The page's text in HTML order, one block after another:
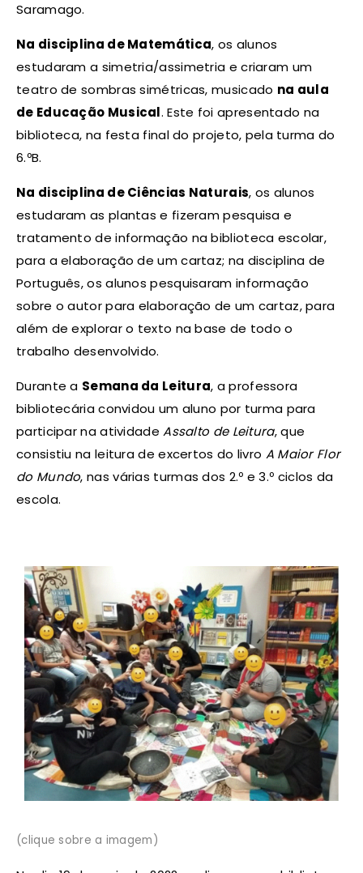
Saramago.
Na disciplina de Matemática, os alunos
estudaram a simetria/assimetria e criaram um
teatro de sombras simétricas, musicado na aula
de Educação Musical. Este foi apresentado na
biblioteca, na festa final do projeto, pela turma do
6.ºB.
Na disciplina de Ciências Naturais, os alunos
estudaram as plantas e fizeram pesquisa e
tratamento de informação na biblioteca escolar,
para a elaboração de um cartaz; na disciplina de
Português, os alunos pesquisaram informação
sobre o autor para elaboração de um cartaz, para
além de explorar o texto na base de todo o
trabalho desenvolvido.
Durante a Semana da Leitura, a professora
bibliotecária convidou um aluno por turma para
participar na atividadeAssalto de Leitura, que
consistiu na leitura de excertos do livro A Maior Flor
do Mundo, nas várias turmas dos 2.º e 3.º ciclos da
escola.
(clique sobre a imagem)